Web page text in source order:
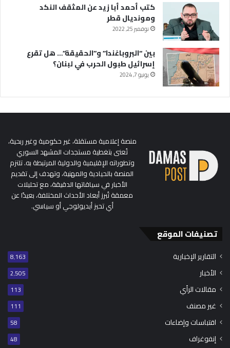
كتب أحمد أبا زيد عن المثقف النكد
ومونديال قطر
نوفمبر 25, 2022
بين “البروباغندا” و”الحقيقة”… هل تقرع
إسرائيل طبول الحرب في لبنان؟
يونيو 7, 2024
منصة إعلامية مستقلة، غير حكومية وغير ربحية،
تُعنى بتغطية مستجدات المشهد السوري
وتطوراته الإقليمية والدولية المرتبطة به. تلتزم
المنصة بالحيادية والمهنية، وتهدف إلى تقديم
الأخبار في سياقاتها الدقيقة، مع تحليلات
معمقة تُبرز أبعاد الأحداث المختلفة، بعيدًا عن
أي تحيز أيديولوجي أو سياسي.
تصنيفات الموقع
التقارير الإخبارية 8٬163
الأخبار 2٬505
مقالات الرأي 113
غير مصنف 111
اقتباسات وإضاءات 58
إنفوغراف 48